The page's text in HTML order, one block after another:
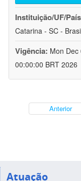
Instituição/UF/
Catarina - SC -
Vigência: Mon Dec
00:00:00 BRT 2026
Anterior
Atuação